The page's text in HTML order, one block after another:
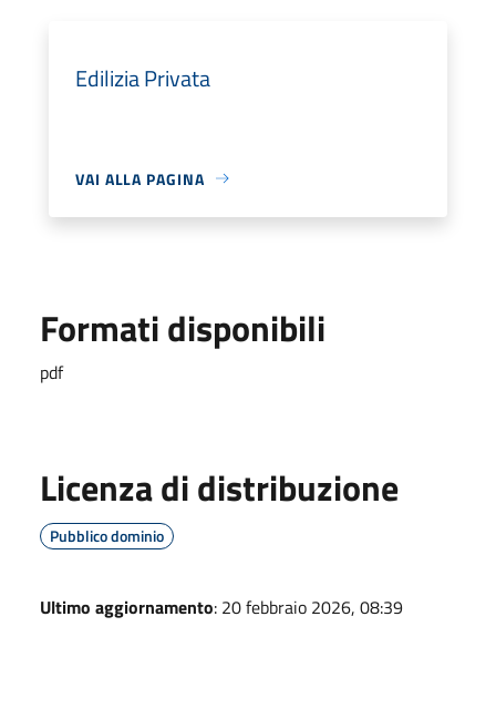
Edilizia Privata
VAI ALLA PAGINA
Formati disponibili
pdf
Licenza di distribuzione
Pubblico dominio
Ultimo aggiornamento: 20 febbraio 2026, 08:39